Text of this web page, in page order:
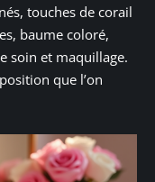
touches de corail
baume coloré,
soin et maquillage.
que l’on